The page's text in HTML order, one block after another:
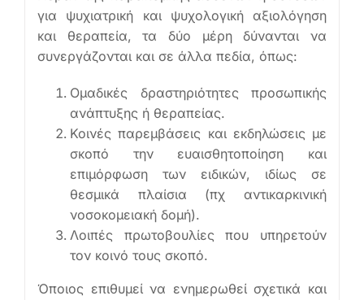
για ψυχιατρική και ψυχολογική αξιολόγηση
και θεραπεία, τα δύο μέρη δύνανται να
συνεργάζονται και σε άλλα πεδία, όπως:
Ομαδικές δραστηριότητες προσωπικής
ανάπτυξης ή θεραπείας.
Κοινές παρεμβάσεις και εκδηλώσεις με
σκοπό την ευαισθητοποίηση και
επιμόρφωση των ειδικών, ιδίως σε
θεσμικά πλαίσια (πχ αντικαρκινική
νοσοκομειακή δομή).
Λοιπές πρωτοβουλίες που υπηρετούν
τον κοινό τους σκοπό.
Όποιος επιθυμεί να ενημερωθεί σχετικά και